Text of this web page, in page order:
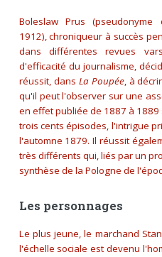
Boleslaw Prus (pseudonyme
1912), chroniqueur à succès
dans différentes revues
d'efficacité du journalisme,
réussit, dans La Poupée, à
qu'il peut l'observer sur une
en effet publiée de 1887 à
trois cents épisodes, l'intrigue
l'automne 1879. Il réussit
très différents qui, liés par un
synthèse de la Pologne de
Les personnages
Le plus jeune, le marchand
l'échelle sociale est devenu